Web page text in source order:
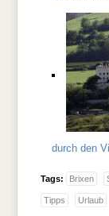
durch den
Tags: Brixen
Tipps Urlaub